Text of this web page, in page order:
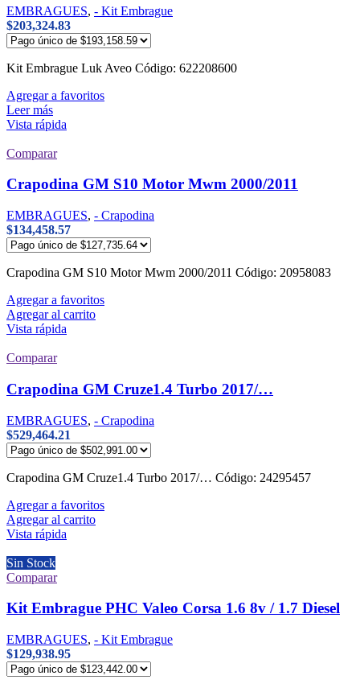
EMBRAGUES, - Kit Embrague
$203,324.83
Kit Embrague Luk Aveo Código: 622208600
Agregar a favoritos
Leer más
Vista rápida
Comparar
Crapodina GM S10 Motor Mwm 2000/2011
EMBRAGUES, - Crapodina
$134,458.57
Crapodina GM S10 Motor Mwm 2000/2011 Código: 20958083
Agregar a favoritos
Agregar al carrito
Vista rápida
Comparar
Crapodina GM Cruze1.4 Turbo 2017/…
EMBRAGUES, - Crapodina
$529,464.21
Crapodina GM Cruze1.4 Turbo 2017/… Código: 24295457
Agregar a favoritos
Agregar al carrito
Vista rápida
Sin Stock
Comparar
Kit Embrague PHC Valeo Corsa 1.6 8v / 1.7 Diesel
EMBRAGUES, - Kit Embrague
$129,938.95